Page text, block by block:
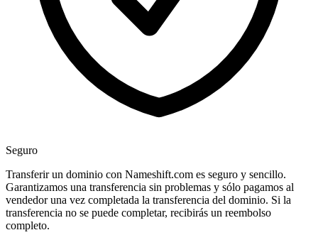
Seguro
Transferir un dominio con Nameshift.com es seguro y sencillo.
Garantizamos una transferencia sin problemas y sólo pagamos al
vendedor una vez completada la transferencia del dominio. Si la
transferencia no se puede completar, recibirás un reembolso
completo.